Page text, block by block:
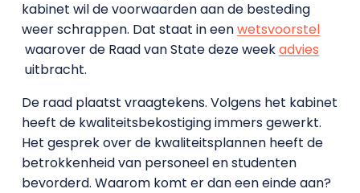
kabinet wil de voorwaarden aan de besteding
weer schrappen. Dat staat in eenwetsvoorstel
waarover de Raad van State deze weekadvies
uitbracht.
De raad plaatst vraagtekens. Volgens het kabinet
heeft de kwaliteitsbekostiging immers gewerkt.
Het gesprek over de kwaliteitsplannen heeft de
betrokkenheid van personeel en studenten
bevorderd. Waarom komt er dan een einde aan?